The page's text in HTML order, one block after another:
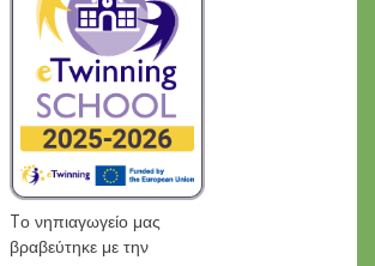
Tο νηπιαγωγείο μας
βραβεύτηκε με την